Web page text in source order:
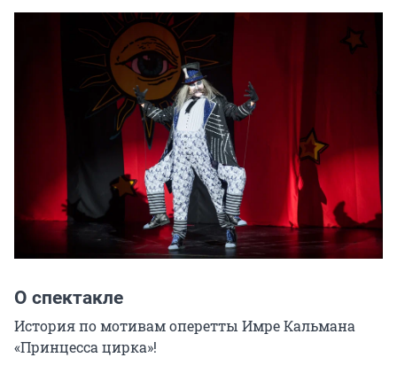
О спектакле
История по мотивам оперетты Имре Кальмана
«Принцесса цирка»!